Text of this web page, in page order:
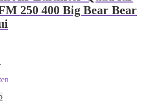
250 400 Big Bear Bear